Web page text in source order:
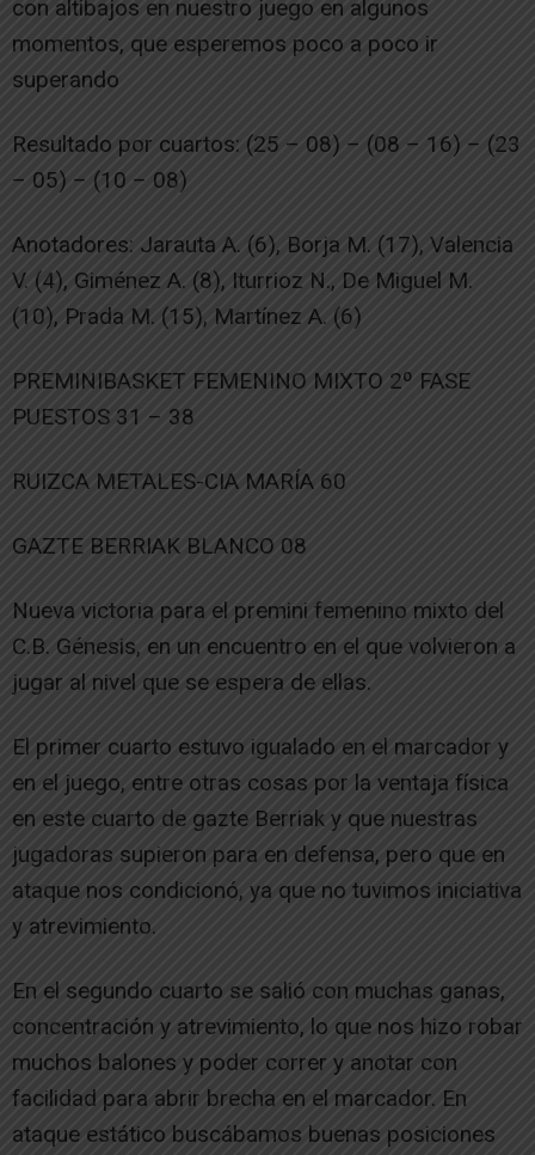
con altibajos en nuestro juego en algunos
momentos, que esperemos poco a poco ir
superando
Resultado por cuartos: (25 – 08) – (08 – 16) – (23
– 05) – (10 – 08)
Anotadores: Jarauta A. (6), Borja M. (17), Valencia
V. (4), Giménez A. (8), Iturrioz N., De Miguel M.
(10), Prada M. (15), Martínez A. (6)
PREMINIBASKET FEMENINO MIXTO 2º FASE
PUESTOS 31 – 38
RUIZCA METALES-CIA MARÍA 60
GAZTE BERRIAK BLANCO 08
Nueva victoria para el premini femenino mixto del
C.B. Génesis, en un encuentro en el que volvieron a
jugar al nivel que se espera de ellas.
El primer cuarto estuvo igualado en el marcador y
en el juego, entre otras cosas por la ventaja física
en este cuarto de gazte Berriak y que nuestras
jugadoras supieron para en defensa, pero que en
ataque nos condicionó, ya que no tuvimos iniciativa
y atrevimiento.
En el segundo cuarto se salió con muchas ganas,
concentración y atrevimiento, lo que nos hizo robar
muchos balones y poder correr y anotar con
facilidad para abrir brecha en el marcador. En
ataque estático buscábamos buenas posiciones